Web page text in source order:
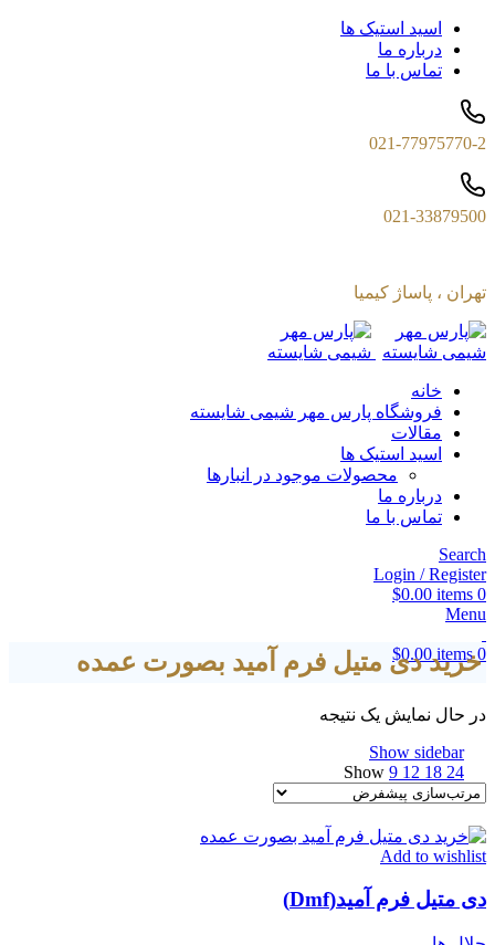
اسید استیک ها
درباره ما
تماس با ما
021-77975770-2
021-33879500
تهران ، پاساژ کیمیا
خانه
فروشگاه پارس مهر شیمی شایسته
مقالات
اسید استیک ها
محصولات موجود در انبارها
درباره ما
تماس با ما
Search
Login / Register
0
items
$0.00
Menu
0
items
$0.00
خرید دی متیل فرم آمید بصورت عمده
در حال نمایش یک نتیجه
Show sidebar
Show 9 12 18 24
Add to wishlist
دی متیل فرم آمید(Dmf)